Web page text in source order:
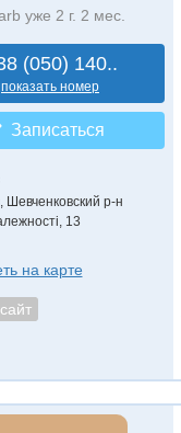
уже 2 г. 2 мес.
(050) 140..
показать номер
Записаться
Шевченковский р-н
13
на карте
сайт